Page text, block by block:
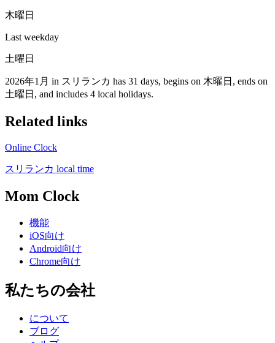
木曜日
Last weekday
土曜日
2026年1月 in スリランカ has 31 days, begins on 木曜日, ends on
土曜日, and includes 4 local holidays.
Related links
Online Clock
スリランカ local time
Mom Clock
機能
iOS向け
Android向け
Chrome向け
私たちの会社
について
ブログ